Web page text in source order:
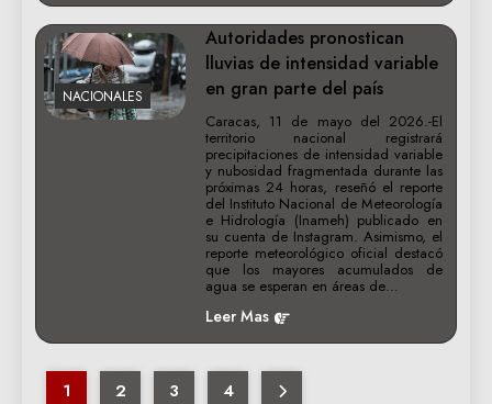
NACIONALES
Autoridades pronostican
lluvias de intensidad variable
en gran parte del país
Caracas, 11 de mayo del 2026.-El
territorio nacional registrará
precipitaciones de intensidad variable
y nubosidad fragmentada durante las
próximas 24 horas, reseñó el reporte
del Instituto Nacional de Meteorología
e Hidrología (Inameh) publicado en
su cuenta de Instagram. Asimismo, el
reporte meteorológico oficial destacó
que los mayores acumulados de
agua se esperan en áreas de…
Leer Mas
1 2 3 4